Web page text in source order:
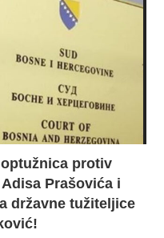
protiv
Prašovića i
državne tužiteljice